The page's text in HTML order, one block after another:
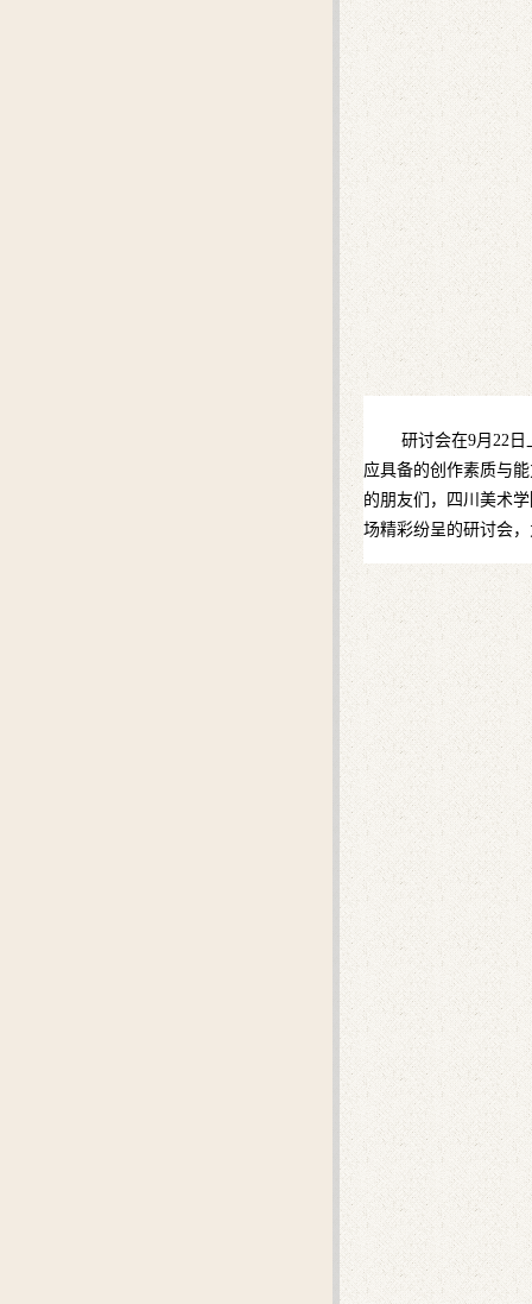
研讨会在9月22
应具备的创作素质与
的朋友们，四川美术
场精彩纷呈的研讨会